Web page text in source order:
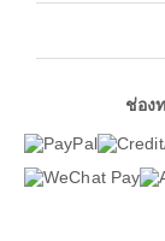
ช่อง